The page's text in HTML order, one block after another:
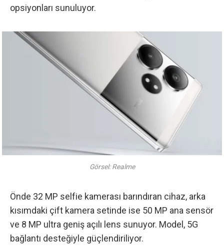
opsiyonları sunuluyor.
Görsel: Realme
Önde 32 MP selfie kamerası barındıran cihaz, arka
kısımdaki çift kamera setinde ise 50 MP ana sensör
ve 8 MP ultra geniş açılı lens sunuyor. Model, 5G
bağlantı desteğiyle güçlendiriliyor.